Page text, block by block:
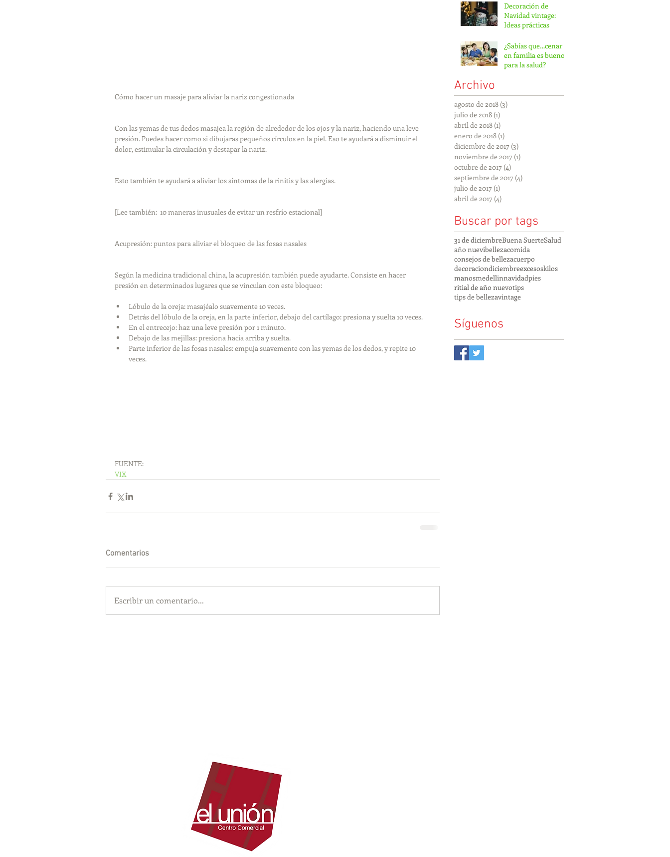
Cómo hacer un masaje para aliviar la nariz congestionada
Con las yemas de tus dedos masajea la región de alrededor de los ojos y la nariz, haciendo una leve
presión. Puedes hacer como si dibujaras pequeños círculos en la piel. Eso te ayudará a disminuir el
dolor, estimular la circulación y destapar la nariz.
Esto también te ayudará a aliviar los síntomas de la rinitis y las alergias.
[Lee también:  10 maneras inusuales de evitar un resfrío estacional]
Acupresión: puntos para aliviar el bloqueo de las fosas nasales
Según la medicina tradicional china, la acupresión también puede ayudarte. Consiste en hacer
presión en determinados lugares que se vinculan con este bloqueo:
Lóbulo de la oreja: masajéalo suavemente 10 veces.
Detrás del lóbulo de la oreja, en la parte inferior, debajo del cartílago: presiona y suelta 10 veces.
En el entrecejo: haz una leve presión por 1 minuto.
Debajo de las mejillas: presiona hacia arriba y suelta.
Parte inferior de las fosas nasales: empuja suavemente con las yemas de los dedos, y repite 10
veces.
FUENTE:
VIX
Comentarios
Escribir un comentario...
Decoración de
Navidad vintage:
Ideas prácticas
¿Sabías que…cenar
en familia es bueno
para la salud?
Archivo
agosto de 2018 (3)
julio de 2018 (1)
abril de 2018 (1)
enero de 2018 (1)
diciembre de 2017 (3)
noviembre de 2017 (1)
octubre de 2017 (4)
septiembre de 2017 (4)
julio de 2017 (1)
abril de 2017 (4)
Buscar por tags
31 de diciembreBuena SuerteSalud
año nuevibellezacomida
consejos de bellezacuerpo
decoraciondiciembreexcesoskilos
manosmedellinnavidadpies
ritial de año nuevotips
tips de bellezavintage
Síguenos